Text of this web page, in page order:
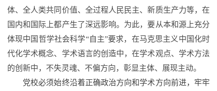
体、全人类共同价值、全过程人民民主、新质生产力等，在
国内和国际上都产生了深远影响。为此，要从本和源上充分
体现中国哲学社会科学“自主”要求，在马克思主义中国化时
代化学术概念、学术语言的创造中，在学术观点、学术方法
的创新中，不失灵魂、不偏方向，彰显主体、展现主动。
党校必须始终沿着正确政治方向和学术方向前进，牢牢